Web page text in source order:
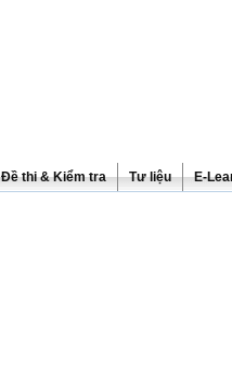
Đề thi & Kiểm tra Tư liệu E-